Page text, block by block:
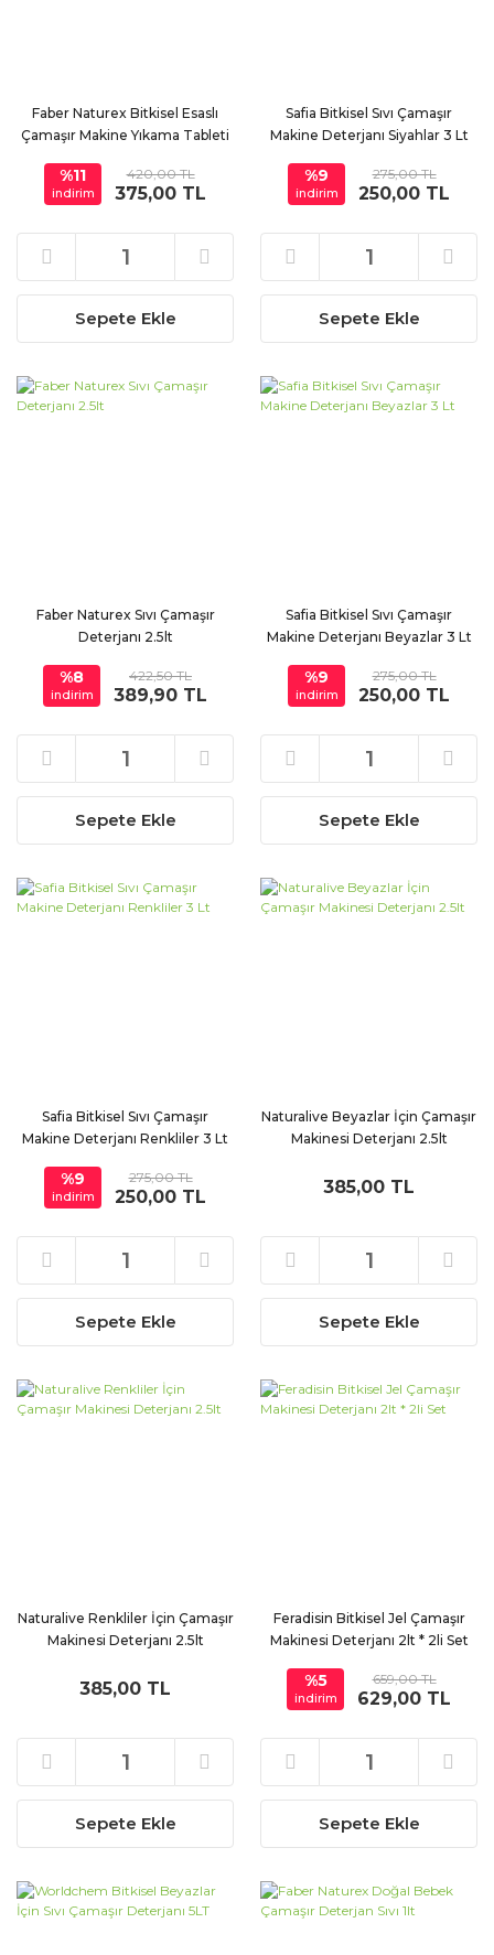
Faber Naturex Bitkisel Esaslı
Çamaşır Makine Yıkama Tableti
%11
indirim
420,00 TL
375,00 TL
Sepete Ekle
Safia Bitkisel Sıvı Çamaşır
Makine Deterjanı Siyahlar 3 Lt
%9
indirim
275,00 TL
250,00 TL
Sepete Ekle
Faber Naturex Sıvı Çamaşır
Deterjanı 2.5lt
%8
indirim
422,50 TL
389,90 TL
Sepete Ekle
Safia Bitkisel Sıvı Çamaşır
Makine Deterjanı Beyazlar 3 Lt
%9
indirim
275,00 TL
250,00 TL
Sepete Ekle
Safia Bitkisel Sıvı Çamaşır
Makine Deterjanı Renkliler 3 Lt
%9
indirim
275,00 TL
250,00 TL
Sepete Ekle
Naturalive Beyazlar İçin Çamaşır
Makinesi Deterjanı 2.5lt
385,00 TL
Sepete Ekle
Naturalive Renkliler İçin Çamaşır
Makinesi Deterjanı 2.5lt
385,00 TL
Sepete Ekle
Feradisin Bitkisel Jel Çamaşır
Makinesi Deterjanı 2lt * 2li Set
%5
indirim
659,00 TL
629,00 TL
Sepete Ekle